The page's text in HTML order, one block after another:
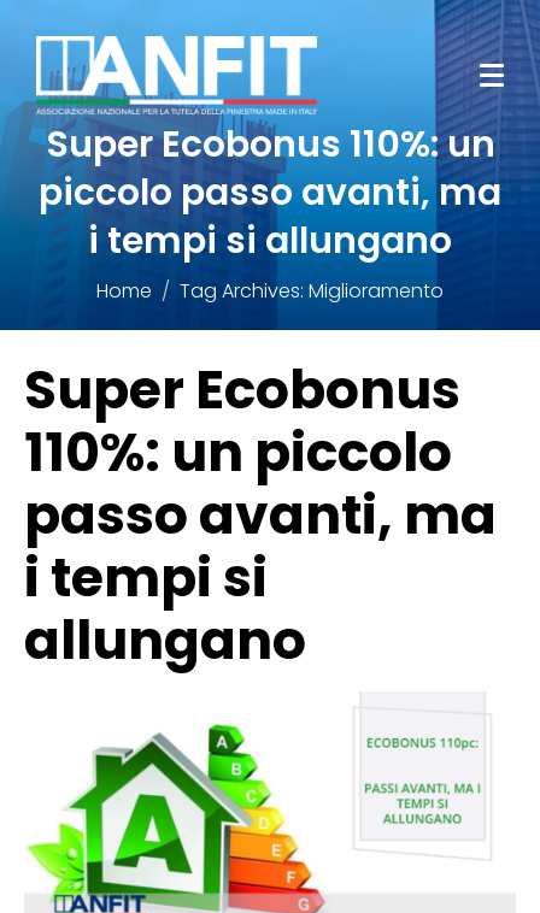
Super Ecobonus 110%: un
piccolo passo avanti, ma
i tempi si allungano
Home Tag Archives: Miglioramento
Super Ecobonus
110%: un piccolo
passo avanti, ma
i tempi si
allungano